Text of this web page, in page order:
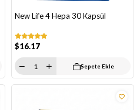
New Life 4 Hepa 30 Kapsül
$16.17
Sepete Ekle